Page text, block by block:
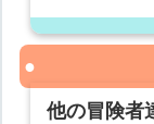
他の冒険者